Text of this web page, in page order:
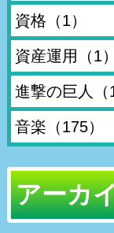
資格 （1）
資産運用 （1）
進撃の巨人 （
音楽 （175）
アーカ